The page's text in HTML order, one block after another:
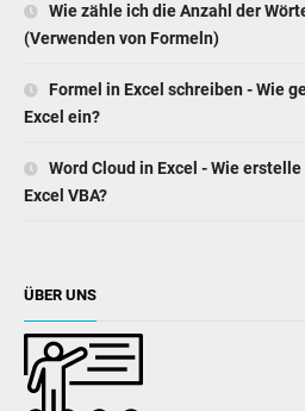
Wie zähle ich die Anzahl der
(Verwenden von Formeln)
Formel in Excel schreiben - Wie
Excel ein?
Word Cloud in Excel - Wie
Excel VBA?
ÜBER UNS